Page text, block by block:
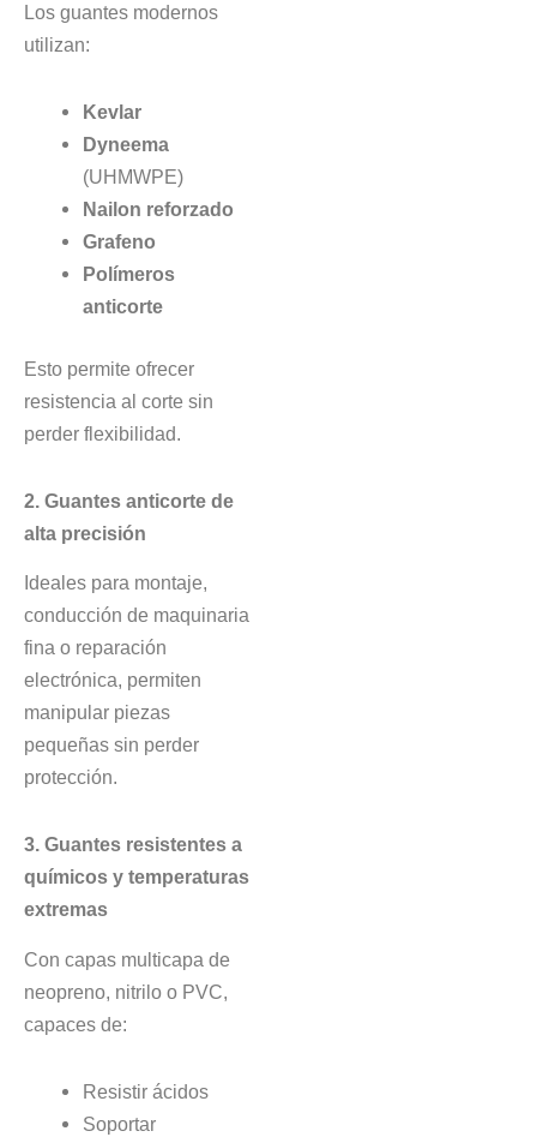
Los guantes modernos
utilizan:
Kevlar
Dyneema
(UHMWPE)
Nailon reforzado
Grafeno
Polímeros
anticorte
Esto permite ofrecer
resistencia al corte sin
perder flexibilidad.
2. Guantes anticorte de
alta precisión
Ideales para montaje,
conducción de maquinaria
fina o reparación
electrónica, permiten
manipular piezas
pequeñas sin perder
protección.
3. Guantes resistentes a
químicos y temperaturas
extremas
Con capas multicapa de
neopreno, nitrilo o PVC,
capaces de:
Resistir ácidos
Soportar